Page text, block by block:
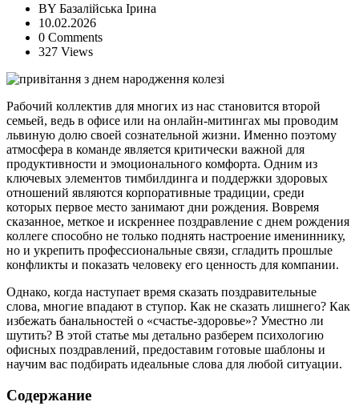
BY Базалійська Ірина
10.02.2026
0 Comments
327 Views
Рабочий коллектив для многих из нас становится второй
семьей, ведь в офисе или на онлайн-митингах мы проводим
львиную долю своей сознательной жизни. Именно поэтому
атмосфера в команде является критически важной для
продуктивности и эмоционального комфорта. Одним из
ключевых элементов тимбилдинга и поддержки здоровых
отношений являются корпоративные традиции, среди
которых первое место занимают дни рождения. Вовремя
сказанное, меткое и искреннее поздравление с днем рождения
коллеге способно не только поднять настроение имениннику,
но и укрепить профессиональные связи, сгладить прошлые
конфликты и показать человеку его ценность для компании.
Однако, когда наступает время сказать поздравительные
слова, многие впадают в ступор. Как не сказать лишнего? Как
избежать банальностей о «счастье-здоровье»? Уместно ли
шутить? В этой статье мы детально разберем психологию
офисных поздравлений, предоставим готовые шаблоны и
научим вас подбирать идеальные слова для любой ситуации.
Содержание